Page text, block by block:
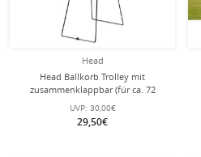
Head
Head Ballkorb Trolley mit
zusammenklappbar (für ca. 72
Tennisbälle) schwarz
UVP: 30,00€
29,50€